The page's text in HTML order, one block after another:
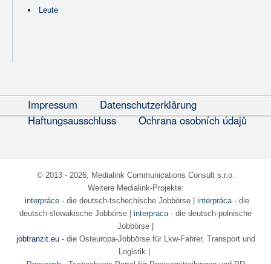
Leute
Impressum
Datenschutzerklärung
Haftungsausschluss
Ochrana osobních údajů
© 2013 - 2026, Medialink Communications Consult s.r.o.
Weitere Medialink-Projekte:
interpráce- die deutsch-tschechische Jobbörse| interpráca- die
deutsch-slowakische Jobbörse | interpraca- die deutsch-polnische
Jobbörse |
jobtranzit.eu- die Osteuropa-Jobbörse für Lkw-Fahrer, Transport und
Logistik |